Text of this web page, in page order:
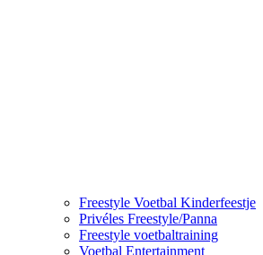
Freestyle Voetbal Kinderfeestje
Privéles Freestyle/Panna
Freestyle voetbaltraining
Voetbal Entertainment